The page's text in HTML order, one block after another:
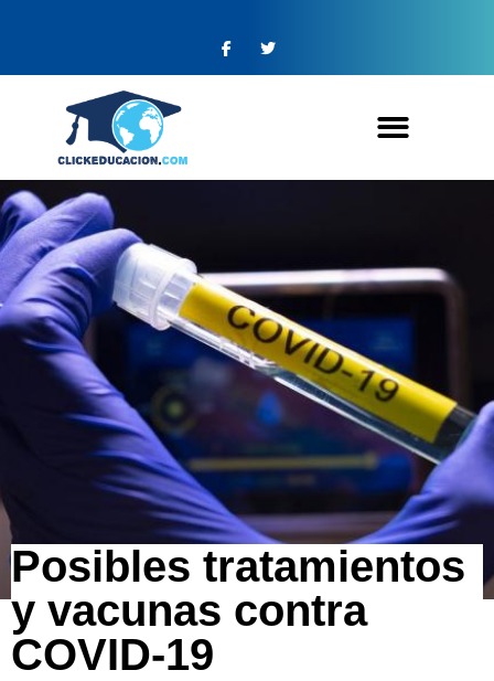
Posibles tratamientos
y vacunas contra
COVID-19